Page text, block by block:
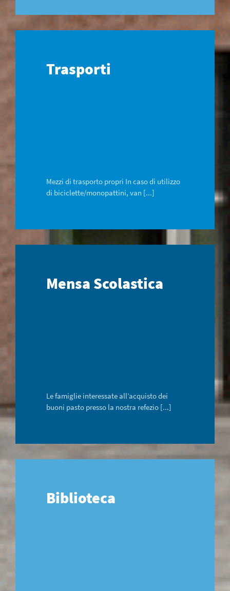
Trasporti
Mezzi di trasporto propri In caso di utilizzo
di biciclette/monopattini, van [...]
Mensa Scolastica
Le famiglie interessate all’acquisto dei
buoni pasto presso la nostra refezio [...]
Biblioteca